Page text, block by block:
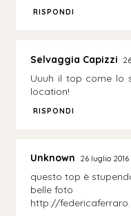
RISPONDI
Selvaggia Capizzi
Uuuh il top come lo
location!
RISPONDI
Unknown 26 luglio 2016
questo top è
belle foto
http://